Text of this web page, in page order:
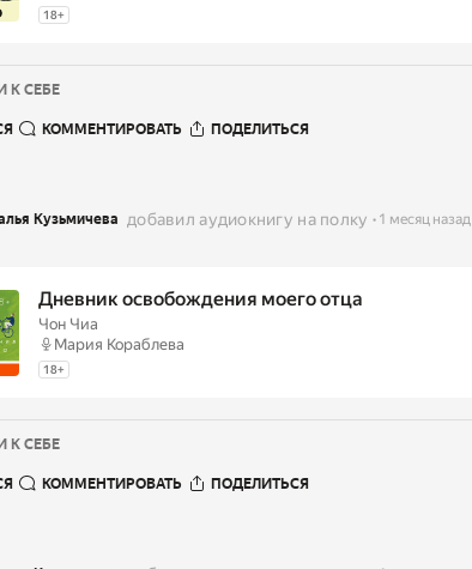
18+
К СЕБЕ
КОММЕНТИРОВАТЬ ПОДЕЛИТЬСЯ
Кузьмичева добавил аудиокнигу на полку 1 месяц назад
Дневник освобождения моего отца
Чон Чиа
Мария Кораблева
18+
К СЕБЕ
КОММЕНТИРОВАТЬ ПОДЕЛИТЬСЯ